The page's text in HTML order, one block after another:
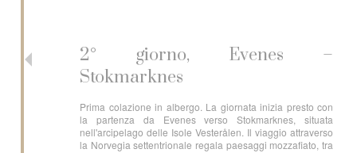
2° giorno, Evenes –
Stokmarknes
Prima colazione in albergo. La giornata inizia presto con
la partenza da Evenes verso Stokmarknes, situata
nell'arcipelago delle Isole Vesterålen. Il viaggio attraverso
la Norvegia settentrionale regala paesaggi mozzafiato, tra